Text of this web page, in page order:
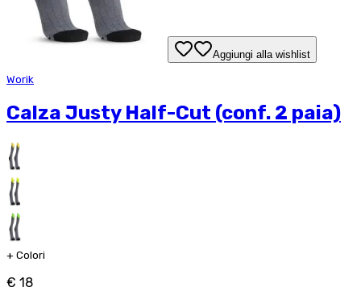
Aggiungi alla wishlist
Worik
Calza Justy Half-Cut (conf. 2 paia)
+ Colori
€ 18